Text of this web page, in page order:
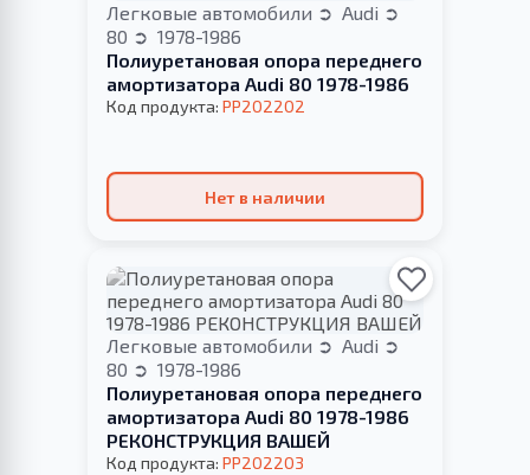
Легковые автомобили
Audi
80
1978-1986
Полиуретановая опора переднего
амортизатора Audi 80 1978-1986
Код продукта: PP202202
Нет в наличии
Легковые автомобили
Audi
80
1978-1986
Полиуретановая опора переднего
амортизатора Audi 80 1978-1986
РЕКОНСТРУКЦИЯ ВАШЕЙ
Код продукта: PP202203